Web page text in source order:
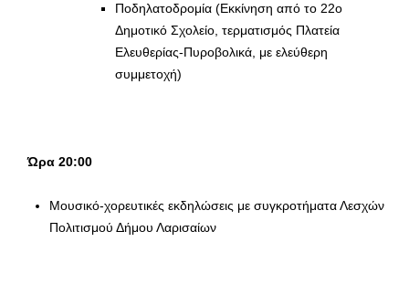
Ποδηλατοδρομία (Εκκίνηση από το 22ο
Δημοτικό Σχολείο, τερματισμός Πλατεία
Ελευθερίας-Πυροβολικά, με ελεύθερη
συμμετοχή)
Ώρα 20:00
Μουσικό-χορευτικές εκδηλώσεις με συγκροτήματα Λεσχών
Πολιτισμού Δήμου Λαρισαίων